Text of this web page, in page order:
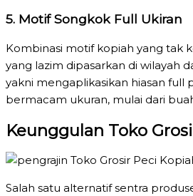
5. Motif Songkok Full Ukiran
Kombinasi motif kopiah yang tak
yang lazim dipasarkan di wilayah
yakni mengaplikasikan hiasan full
bermacam ukuran, mulai dari
Keunggulan Toko
Salah satu alternatif sentra